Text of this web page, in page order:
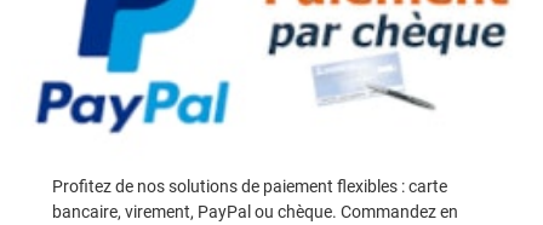
Profitez de nos solutions de paiement flexibles : carte
bancaire, virement, PayPal ou chèque. Commandez en